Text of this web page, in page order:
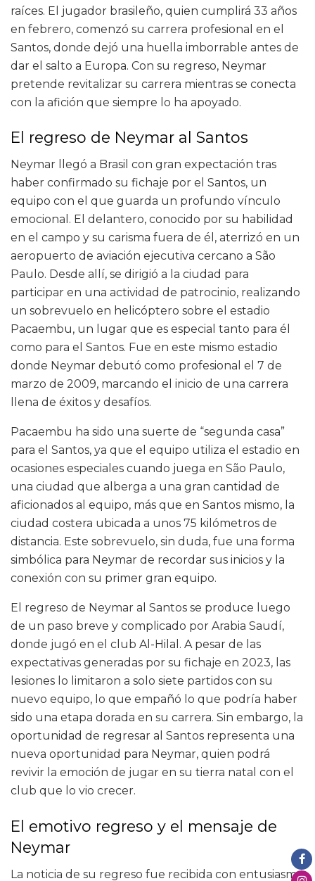
raíces. El jugador brasileño, quien cumplirá 33 años
en febrero, comenzó su carrera profesional en el
Santos, donde dejó una huella imborrable antes de
dar el salto a Europa. Con su regreso, Neymar
pretende revitalizar su carrera mientras se conecta
con la afición que siempre lo ha apoyado.
El regreso de Neymar al Santos
Neymar llegó a Brasil con gran expectación tras
haber confirmado su fichaje por el Santos, un
equipo con el que guarda un profundo vínculo
emocional. El delantero, conocido por su habilidad
en el campo y su carisma fuera de él, aterrizó en un
aeropuerto de aviación ejecutiva cercano a São
Paulo. Desde allí, se dirigió a la ciudad para
participar en una actividad de patrocinio, realizando
un sobrevuelo en helicóptero sobre el estadio
Pacaembu, un lugar que es especial tanto para él
como para el Santos. Fue en este mismo estadio
donde Neymar debutó como profesional el 7 de
marzo de 2009, marcando el inicio de una carrera
llena de éxitos y desafíos.
Pacaembu ha sido una suerte de “segunda casa”
para el Santos, ya que el equipo utiliza el estadio en
ocasiones especiales cuando juega en São Paulo,
una ciudad que alberga a una gran cantidad de
aficionados al equipo, más que en Santos mismo, la
ciudad costera ubicada a unos 75 kilómetros de
distancia. Este sobrevuelo, sin duda, fue una forma
simbólica para Neymar de recordar sus inicios y la
conexión con su primer gran equipo.
El regreso de Neymar al Santos se produce luego
de un paso breve y complicado por Arabia Saudí,
donde jugó en el club Al-Hilal. A pesar de las
expectativas generadas por su fichaje en 2023, las
lesiones lo limitaron a solo siete partidos con su
nuevo equipo, lo que empañó lo que podría haber
sido una etapa dorada en su carrera. Sin embargo, la
oportunidad de regresar al Santos representa una
nueva oportunidad para Neymar, quien podrá
revivir la emoción de jugar en su tierra natal con el
club que lo vio crecer.
El emotivo regreso y el mensaje de
Neymar
La noticia de su regreso fue recibida con entusiasmo